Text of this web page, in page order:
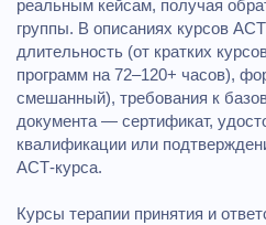
реальным кейсам, получая
группы. В описаниях курсов
длительность (от кратких
программ на 72–120+ часов),
смешанный), требования к
документа — сертификат,
квалификации или
ACT‑курса.
Курсы терапии принятия и